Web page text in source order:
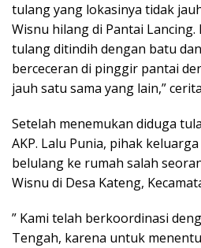
tulang yang lokasinya tidak
Wisnu hilang di Pantai
tulang ditindih dengan batu
berceceran di pinggir pantai
jauh satu sama yang lain,”
Setelah menemukan diduga
AKP. Lalu Punia, pihak
belulang ke rumah salah
Wisnu di Desa Kateng,
” Kami telah berkoordinasi
Tengah, karena untuk